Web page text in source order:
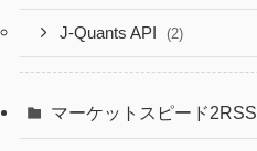
J-Quants API (2)
マーケットスピード2RSS